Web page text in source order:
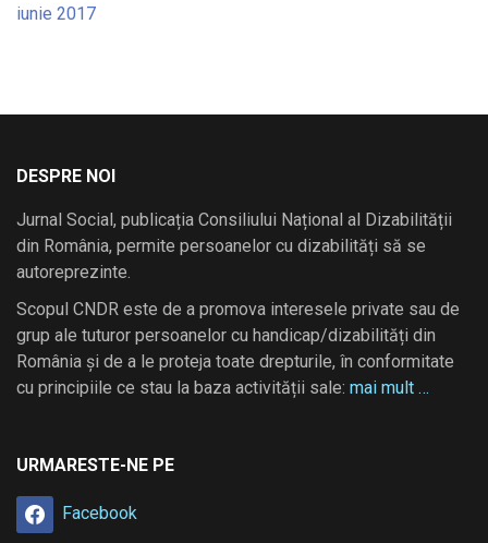
iunie 2017
DESPRE NOI
Jurnal Social, publicația Consiliului Național al Dizabilității
din România, permite persoanelor cu dizabilități să se
autoreprezinte.
Scopul CNDR este de a promova interesele private sau de
grup ale tuturor persoanelor cu handicap/dizabilități din
România și de a le proteja toate drepturile, în conformitate
cu principiile ce stau la baza activității sale: mai mult …
URMARESTE-NE PE
Facebook